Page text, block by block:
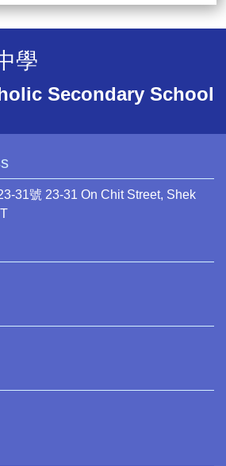
學
Secondary School
31號 23-31 On Chit Street, Shek